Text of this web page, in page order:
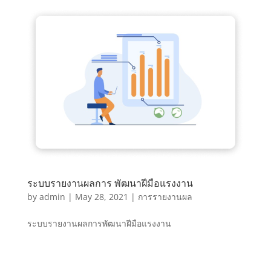
ระบบรายงานผลการ พัฒนาฝีมือแรงงาน
by admin | May 28, 2021 | การรายงานผล
ระบบรายงานผลการพัฒนาฝีมือแรงงาน